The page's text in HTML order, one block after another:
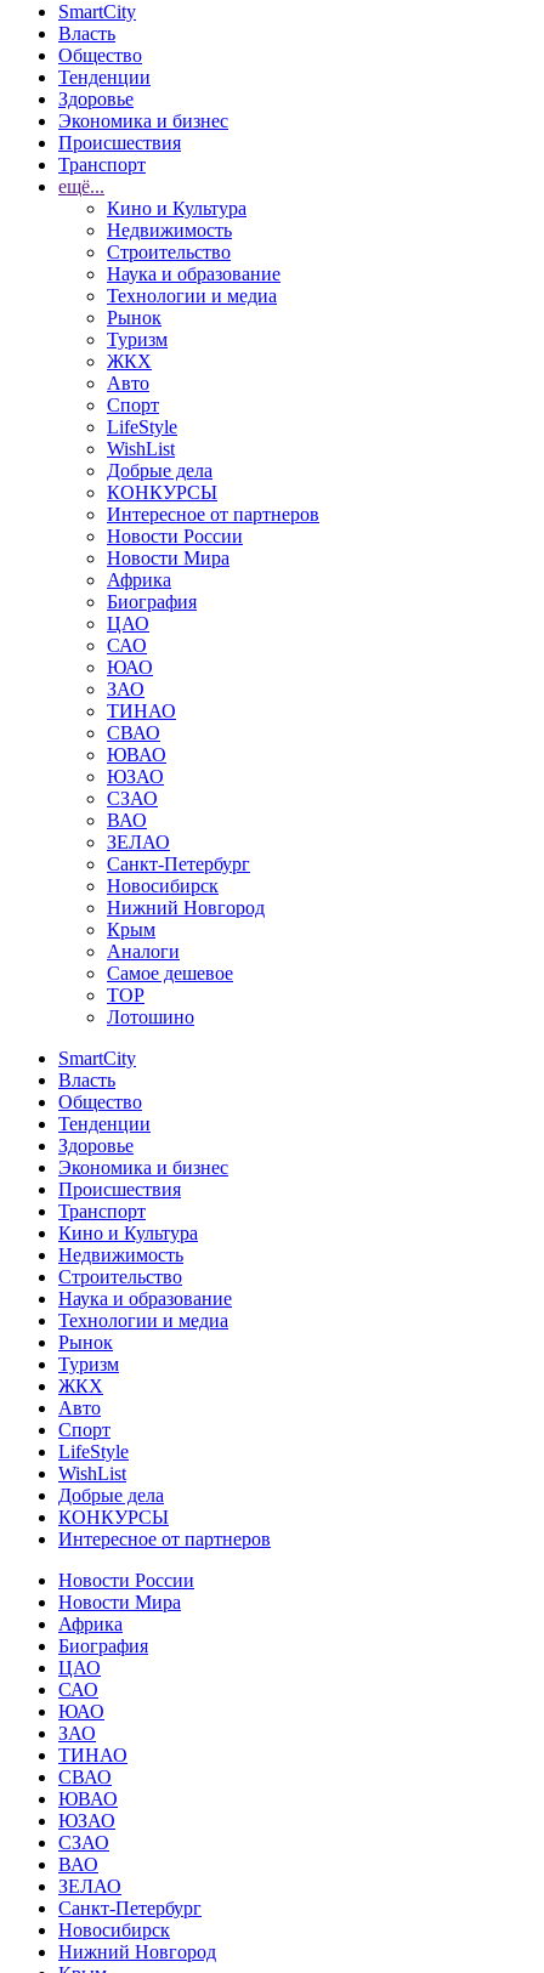
SmartCity
Власть
Общество
Тенденции
Здоровье
Экономика и бизнес
Происшествия
Транспорт
ещё...
Кино и Культура
Недвижимость
Строительство
Наука и образование
Технологии и медиа
Рынок
Туризм
ЖКХ
Авто
Спорт
LifeStyle
WishList
Добрые дела
КОНКУРСЫ
Интересное от партнеров
Новости России
Новости Мира
Африка
Биография
ЦАО
САО
ЮАО
ЗАО
ТИНАО
СВАО
ЮВАО
ЮЗАО
СЗАО
ВАО
ЗЕЛАО
Санкт-Петербург
Новосибирск
Нижний Новгород
Крым
Аналоги
Самое дешевое
TOP
Лотошино
SmartCity
Власть
Общество
Тенденции
Здоровье
Экономика и бизнес
Происшествия
Транспорт
Кино и Культура
Недвижимость
Строительство
Наука и образование
Технологии и медиа
Рынок
Туризм
ЖКХ
Авто
Спорт
LifeStyle
WishList
Добрые дела
КОНКУРСЫ
Интересное от партнеров
Новости России
Новости Мира
Африка
Биография
ЦАО
САО
ЮАО
ЗАО
ТИНАО
СВАО
ЮВАО
ЮЗАО
СЗАО
ВАО
ЗЕЛАО
Санкт-Петербург
Новосибирск
Нижний Новгород